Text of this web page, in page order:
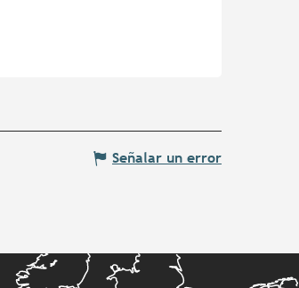
Señalar un error